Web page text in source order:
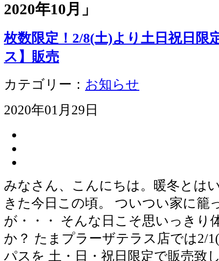
2020年10月 」
枚数限定！2/8(土)より土日祝日限
ス】販売
カテゴリー： お知らせ
2020年01月29日
みなさん、こんにちは。暖冬とは
きた今日この頃。 ついつい家に籠
が・・・ そんな日こそ思いっきり
か？ たまプラーザテラス店では2/
パスを 土・日・祝日限定で販売致